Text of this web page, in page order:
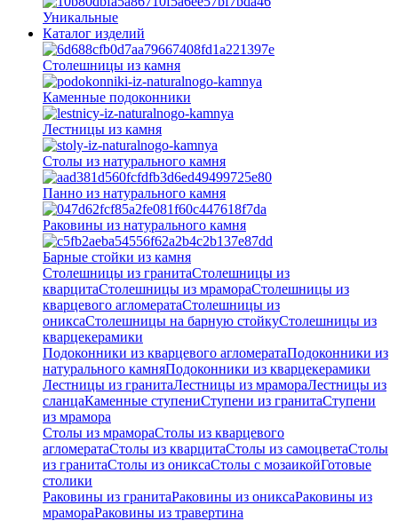
Уникальные
Каталог изделий
Столешницы из камня
Каменные подоконники
Лестницы из камня
Столы из натурального камня
Панно из натурального камня
Раковины из натурального камня
Барные стойки из камня
Столешницы из гранитаСтолешницы из
кварцитаСтолешницы из мрамораСтолешницы из
кварцевого агломератаCтолешницы из
ониксаСтолешницы на барную стойкуСтолешницы из
кварцекерамики
Подоконники из кварцевого агломератаПодоконники из
натурального камняПодоконники из кварцекерамики
Лестницы из гранитаЛестницы из мрамораЛестницы из
сланцаКаменные ступениСтупени из гранитаСтупени
из мрамора
Столы из мрамораСтолы из кварцевого
агломератаСтолы из кварцитаСтолы из самоцветаСтолы
из гранитаСтолы из ониксаСтолы с мозаикойГотовые
столики
Раковины из гранитаРаковины из ониксаРаковины из
мрамораРаковины из травертина